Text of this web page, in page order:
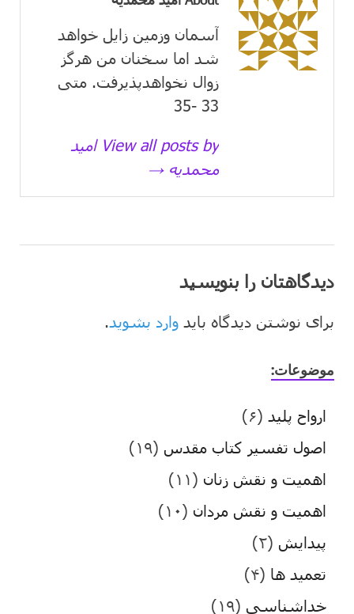
آسمان وزمین زايل خواهد
شد اما سخنان من هرگز
زوال نخواهدپذیرفت. متی
33 -35
View all posts by امید
محمدیه →
دیدگاهتان را بنویسید
برای نوشتن دیدگاه باید وارد بشوید.
موضوعات:
ارواح پلید (۶)
اصول تفسیر کتاب مقدس (۱۹)
اهمیت و نقش زنان (۱۱)
اهمیت و نقش مردان (۱۰)
پیدایش (۲)
تعمید ها (۴)
خداشناسی (۱۹)